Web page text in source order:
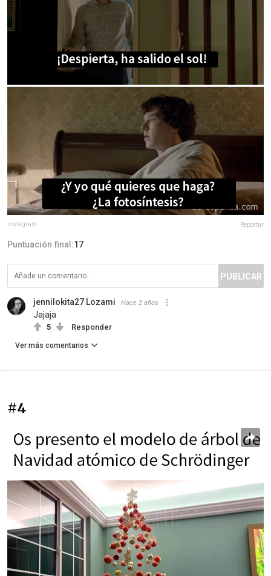
instagram Reportar
Puntuación final:17
PUBLICAR
jennilokita27 Lozami Hace 2 años
Jajaja
5 Responder
Ver más comentarios
#4